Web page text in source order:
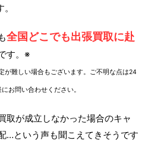
全国どこでも出張買取に赴
す。※
難しい場合もございます。ご不明な点は24
お問い合わせください。
取が成立しなかった場合のキャ
…という声も聞こえてきそうです